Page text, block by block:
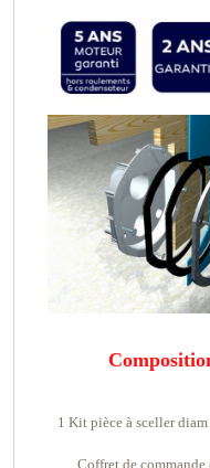
1 Kit pièce à sceller
Coffret de